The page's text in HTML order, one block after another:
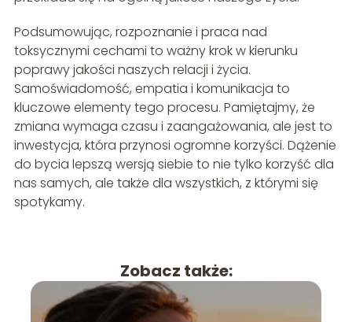
Podsumowując, rozpoznanie i praca nad
toksycznymi cechami to ważny krok w kierunku
poprawy jakości naszych relacji i życia.
Samoświadomość, empatia i komunikacja to
kluczowe elementy tego procesu. Pamiętajmy, że
zmiana wymaga czasu i zaangażowania, ale jest to
inwestycja, która przynosi ogromne korzyści. Dążenie
do bycia lepszą wersją siebie to nie tylko korzyść dla
nas samych, ale także dla wszystkich, z którymi się
spotykamy.
Zobacz także: